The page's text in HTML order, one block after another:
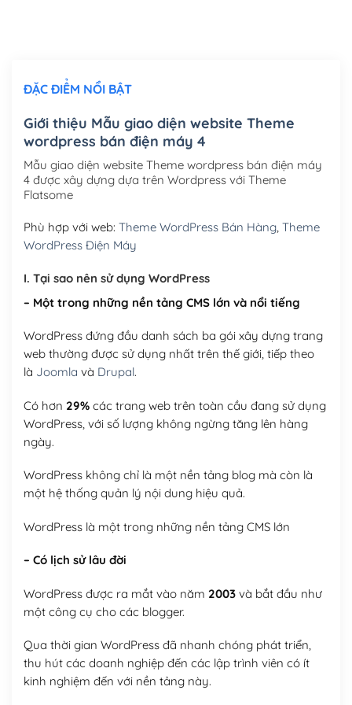
Mua thêm Host + Tên miền
Tên miền quốc tế .com .net .org (1 năm)
Tên miền Việt Nam .vn (1 năm)
Hosting 2GB SSD (1 năm)(+450,000₫)
Hosting 5GB SSD (1 năm)
Hosting 8GB SSD (1 năm)
ĐẶC ĐIỂM NỔI BẬT
Giới thiệu Mẫu giao diện website Theme
wordpress bán điện máy 4
Mẫu giao diện website Theme wordpress bán điện máy
4 được xây dựng dựa trên Wordpress với Theme
Flatsome
Phù hợp với web: Theme WordPress Bán Hàng, Theme
WordPress Điện Máy
I. Tại sao nên sử dụng WordPress
– Một trong những nền tảng CMS lớn và nổi tiếng
WordPress đứng đầu danh sách ba gói xây dựng trang
web thường được sử dụng nhất trên thế giới, tiếp theo
là Joomla và Drupal.
Có hơn 29%các trang web trên toàn cầu đang sử dụng
WordPress, với số lượng không ngừng tăng lên hàng
ngày.
WordPress không chỉ là một nền tảng blog mà còn là
một hệ thống quản lý nội dung hiệu quả.
WordPress là một trong những nền tảng CMS lớn
– Có lịch sử lâu đời
WordPress được ra mắt vào năm 2003và bắt đầu như
một công cụ cho các blogger.
Qua thời gian WordPress đã nhanh chóng phát triển,
thu hút các doanh nghiệp đến các lập trình viên có ít
kinh nghiệm đến với nền tảng này.